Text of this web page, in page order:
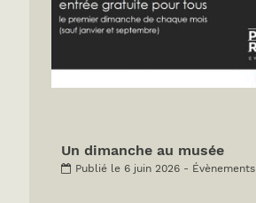
Un dimanche au musée
Publié le 6 juin 2026 - Évènements